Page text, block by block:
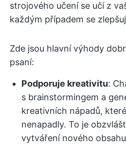
strojového učení se učí z
každým případem se
Zde jsou hlavní výhody
psaní:
Podporuje kreativitu:
s brainstormingem a
kreativních nápadů,
nenapadly. To je
vytváření nového